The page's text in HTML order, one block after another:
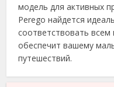
модель для активных
Perego найдется
соответствовать
обеспечит вашему
путешествий.